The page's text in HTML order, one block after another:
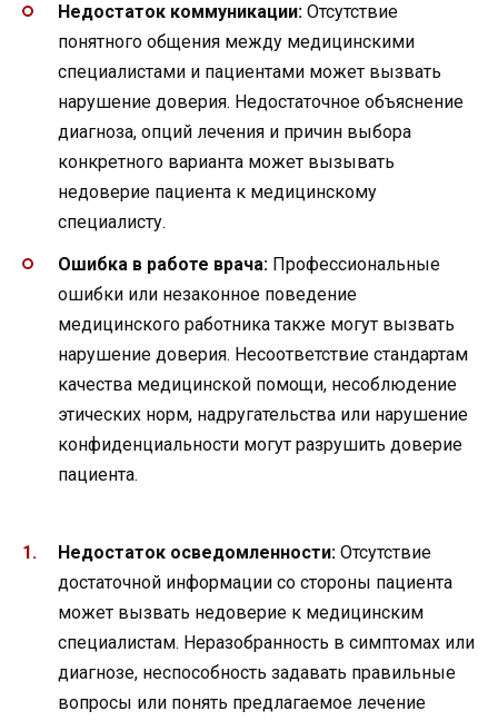
Недостаток коммуникации: Отсутствие
понятного общения между медицинскими
специалистами и пациентами может вызвать
нарушение доверия. Недостаточное объяснение
диагноза, опций лечения и причин выбора
конкретного варианта может вызывать
недоверие пациента к медицинскому
специалисту.
Ошибка в работе врача: Профессиональные
ошибки или незаконное поведение
медицинского работника также могут вызвать
нарушение доверия. Несоответствие стандартам
качества медицинской помощи, несоблюдение
этических норм, надругательства или нарушение
конфиденциальности могут разрушить доверие
пациента.
Недостаток осведомленности: Отсутствие
достаточной информации со стороны пациента
может вызвать недоверие к медицинским
специалистам. Неразобранность в симптомах или
диагнозе, неспособность задавать правильные
вопросы или понять предлагаемое лечение